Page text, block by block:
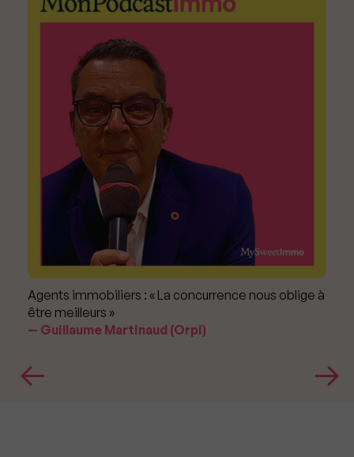
Agents immobiliers : « La concurrence nous oblige à
être meilleurs »
Guillaume Martinaud (Orpi)